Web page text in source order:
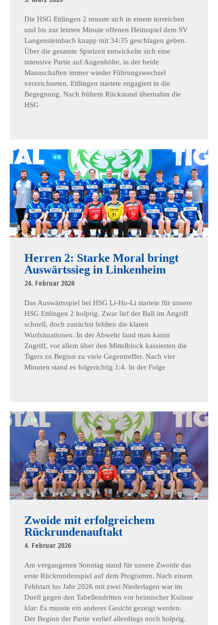
Die HSG Ettlingen 2 musste sich in einem torreichen
und bis zur letzten Minute offenen Heimspiel dem SV
Langensteinbach knapp mit 34:35 geschlagen geben.
Über die gesamte Spielzeit entwickelte sich eine
intensive Partie auf Augenhöhe, in der beide
Mannschaften immer wieder Führungswechsel
verzeichneten. Ettlingen startete engagiert in die
Begegnung. Nach frühem Rückstand übernahm die
HSG
Herren 2: Starke Moral bringt
Auswärtssieg in Linkenheim
24. Februar 2026
Das Auswärtsspiel bei HSG Li-Ho-Li startete für unsere
HSG Ettlingen 2 holprig. Zwar lief der Ball im Angriff
schnell, doch zunächst fehlten die klaren
Wurfsituationen. In der Abwehr fand man kaum
Zugriff, vor allem über den Mittelblock kassierten die
Tigers zu Beginn zu viele Gegentreffer. Nach vier
Minuten stand es folgerichtig 1:4. In der Folge
Zwoide mit erfolgreichem
Rückrundenauftakt
4. Februar 2026
Am vergangenen Sonntag stand für unsere Zwoide das
erste Rückrundenspiel auf dem Programm. Nach einem
Fehlstart ins Jahr 2026 mit zwei Niederlagen war im
Duell gegen den Tabellendritten vor heimischer Kulisse
klar: Es musste ein anderes Gesicht gezeigt werden.
Der Beginn der Partie verlief allerdings noch holprig.